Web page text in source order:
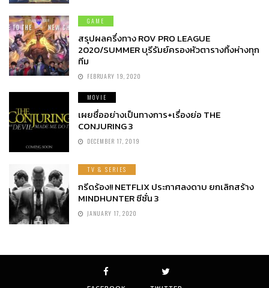
GAME
สรุปผลครึ่งทาง ROV PRO LEAGUE
2020/SUMMER บุรีรัมย์ครองหัวตารางทิ้งห่างทุก
ทีม
FEBRUARY 19, 2020
MOVIE
เผยชื่ออย่างเป็นทางการ+เรื่องย่อ THE
CONJURING 3
DECEMBER 17, 2019
TV & SERIES
กรีดร้อง!! NETFLIX ประกาศลงดาบ ยกเลิกสร้าง
MINDHUNTER ซีซั่น 3
JANUARY 17, 2020